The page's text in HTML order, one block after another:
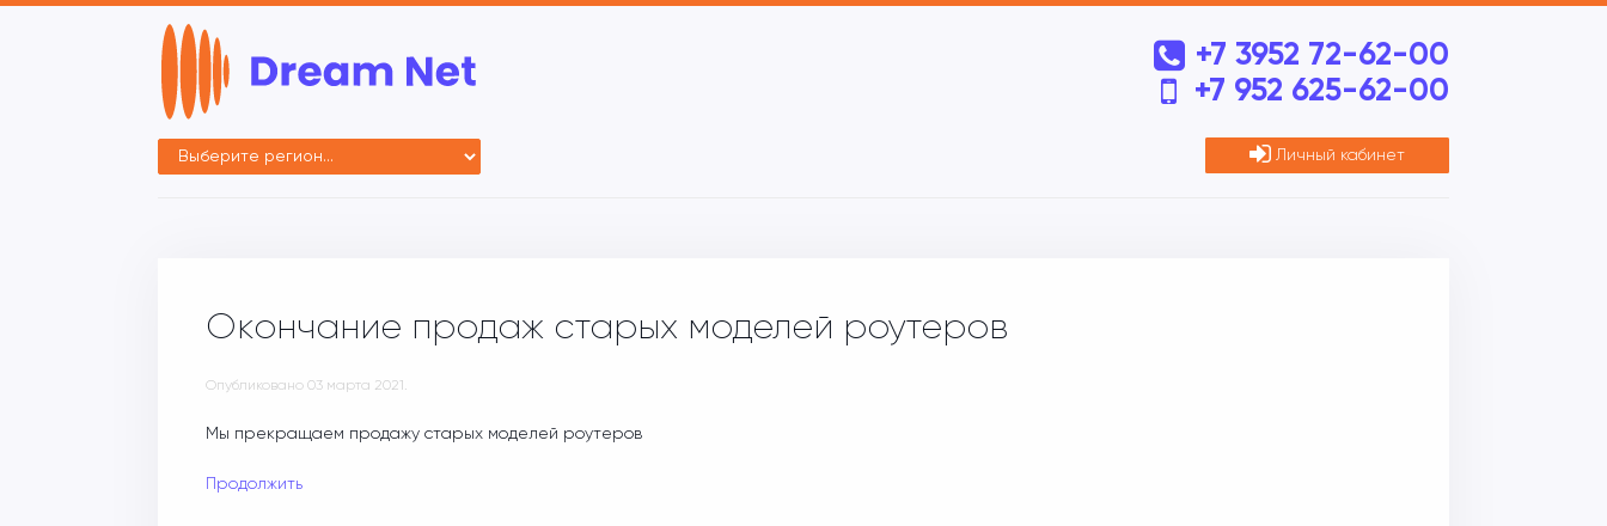
+7 3952 72-62-00
+7 952 625-62-00
Личный кабинет
Окончание продаж старых моделей роутеров
Опубликовано 03 марта 2021 .
Мы прекращаем продажу старых моделей роутеров
Продолжить